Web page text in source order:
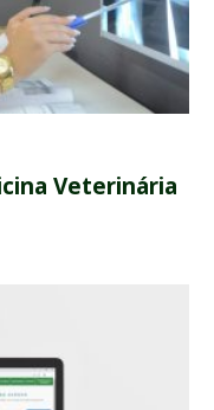
Veterinária